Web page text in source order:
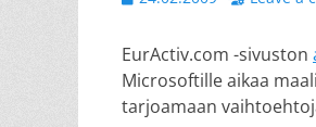
EurActiv.com -sivuston
Microsoftille aikaa
tarjoamaan